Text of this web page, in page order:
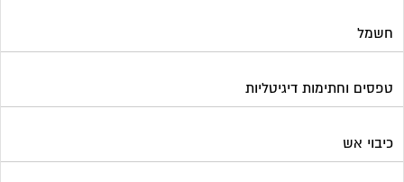
חשמל
טפסים וחתימות דיגיטליות
כיבוי אש